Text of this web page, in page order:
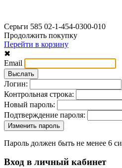
Серьги 585 02-1-454-0300-010
Продолжить покупку
Перейти в корзину
✖
Email
Логин:
Контрольная строка:
Новый пароль:
Подтверждение пароля:
Пароль должен быть не менее 6
Вход в личный кабинет